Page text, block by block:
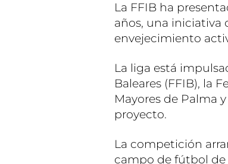
La FFIB ha
años, una iniciativa
envejecimiento
La liga está
Baleares (FFIB), la
Mayores de Palma
proyecto.
La competición
campo de fútbol de